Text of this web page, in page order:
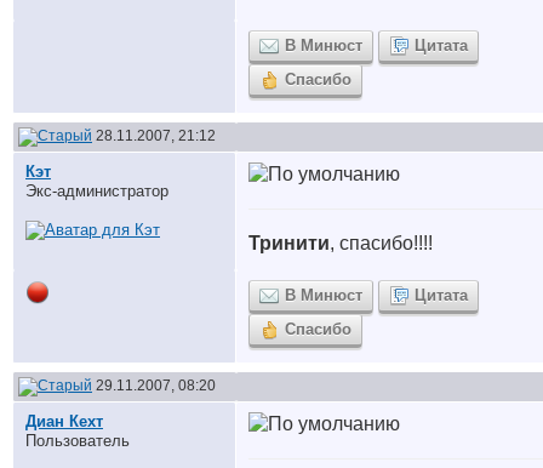
В Минюст
Цитата
Спасибо
28.11.2007, 21:12
Кэт
Экс-администратор
Тринити, спасибо!!!!
В Минюст
Цитата
Спасибо
29.11.2007, 08:20
Диан Кехт
Пользователь